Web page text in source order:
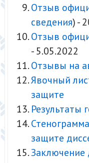
Отзыв
сведения) -
Отзыв
- 5.05.2022
Отзывы на
Явочный
защите
Результаты
защите
Заключение